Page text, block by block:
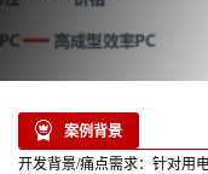
案例背景
开发背景/痛点需求：针对用